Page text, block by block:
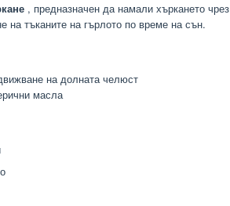
, предназначен да намали хъркането чрез
на тъканите на гърлото по време на сън.
на долната челюст
масла